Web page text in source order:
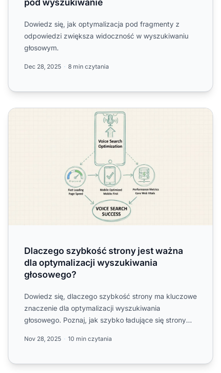
pod wyszukiwanie
Dowiedz się, jak optymalizacja pod fragmenty z
odpowiedzi zwiększa widoczność w wyszukiwaniu
głosowym.
Dec 28, 2025 8 min czytania
Dlaczego szybkość strony jest ważna dla optymalizacji
Dlaczego szybkość strony jest ważna
dla optymalizacji wyszukiwania
głosowego?
Dowiedz się, dlaczego szybkość strony ma kluczowe
znaczenie dla optymalizacji wyszukiwania
głosowego. Poznaj, jak szybko ładujące się strony
Nov 28, 2025 10 min czytania